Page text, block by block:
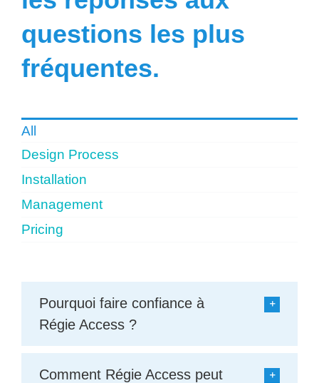
Rechercher:
questions les plus
fréquentes.
All
Design Process
Installation
Management
Pricing
Pourquoi faire confiance à
Régie Access ?
Comment Régie Access peut